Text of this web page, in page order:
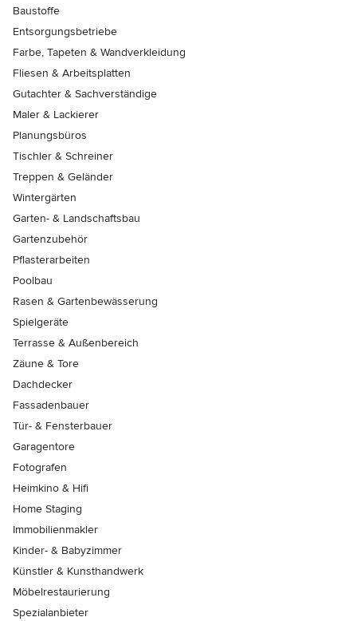
Baustoffe
Entsorgungsbetriebe
Farbe, Tapeten & Wandverkleidung
Fliesen & Arbeitsplatten
Gutachter & Sachverständige
Maler & Lackierer
Planungsbüros
Tischler & Schreiner
Treppen & Geländer
Wintergärten
Garten- & Landschaftsbau
Gartenzubehör
Pflasterarbeiten
Poolbau
Rasen & Gartenbewässerung
Spielgeräte
Terrasse & Außenbereich
Zäune & Tore
Dachdecker
Fassadenbauer
Tür- & Fensterbauer
Garagentore
Fotografen
Heimkino & Hifi
Home Staging
Immobilienmakler
Kinder- & Babyzimmer
Künstler & Kunsthandwerk
Möbelrestaurierung
Spezialanbieter